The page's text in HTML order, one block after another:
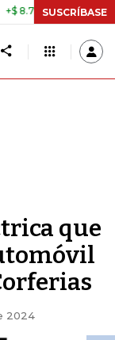
TASA DE USURA
SUSCRÍBASE
que
2024